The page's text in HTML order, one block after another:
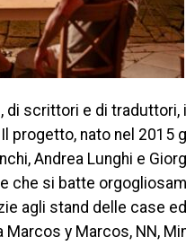
di scrittori e di
progetto, nato nel 2015
Andrea Lunghi e
che si batte
agli stand delle case
y Marcos, NN,